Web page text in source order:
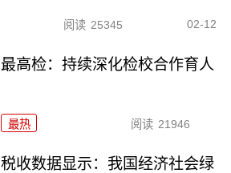
阅读 25345 02-12
最高检：持续深化检校合作育人
最热 阅读 21946
税收数据显示：我国经济社会绿